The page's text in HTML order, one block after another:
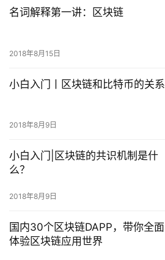
名词解释第一讲：区块链
2018年8月15日
小白入门丨区块链和比特币的关系
2018年8月9日
小白入门|区块链的共识机制是什
么？
2018年8月9日
国内30个区块链DAPP，带你全面
体验区块链应用世界